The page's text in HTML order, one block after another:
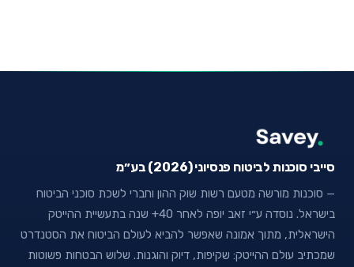
סייבי סוכנות לביטוח פנסיוני (2026) בע״מ
— סוכנות מורשה מטעם רשות שוק ההון וחברי לשכת סוכני הביטוח
בישראל. נוסדה ע״י זאב יופה לאחר 40+ שנה בתעשיית ההייטק
הישראלית, מתוך אמונה שאפשר להביא לעולם הביטוח את הסטנדרט
שמכתיב עולם ההייטק: שקיפות, דיוק והוגנות. שלוש הבטחות פשוטות